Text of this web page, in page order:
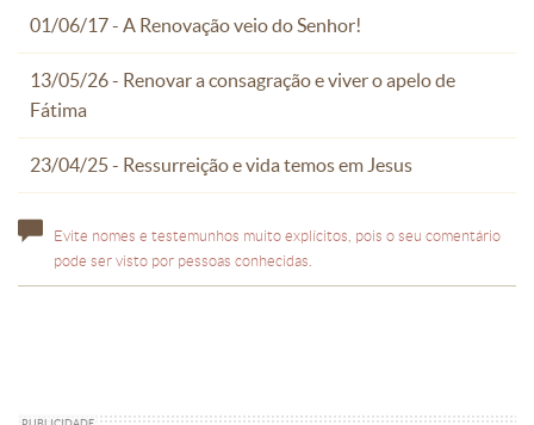
01/06/17 - A Renovação veio do Senhor!
13/05/26 - Renovar a consagração e viver o apelo de
Fátima
23/04/25 - Ressurreição e vida temos em Jesus
Evite nomes e testemunhos muito explícitos, pois o seu comentário
pode ser visto por pessoas conhecidas.